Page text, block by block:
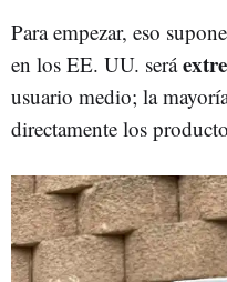
Para empezar, eso
en los EE. UU. será
usuario medio; la
directamente los